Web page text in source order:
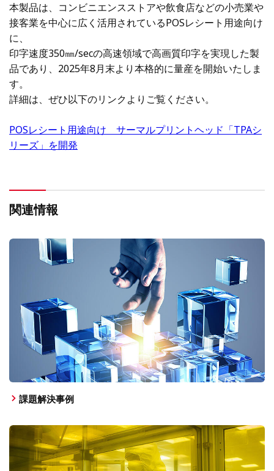
本製品は、コンビニエンスストアや飲食店などの小売業や
接客業を中心に広く活用されているPOSレシート用途向け
に、
印字速度350㎜/secの高速領域で高画質印字を実現した製
品であり、2025年8月末より本格的に量産を開始いたしま
す。
詳細は、ぜひ以下のリンクよりご覧ください。
POSレシート用途向け サーマルプリントヘッド「TPAシ
リーズ」を開発
関連情報
課題解決事例